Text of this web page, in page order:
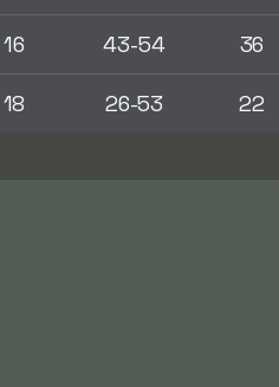
16 43-54 36
18 26-53 22